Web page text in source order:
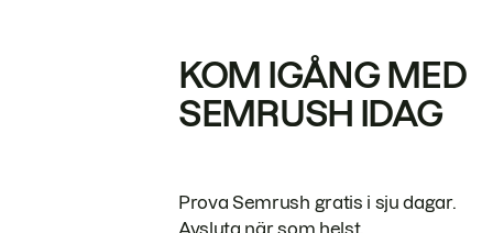
KOM IGÅNG MED
SEMRUSH IDAG
Prova Semrush gratis i sju dagar.
Avsluta när som helst.